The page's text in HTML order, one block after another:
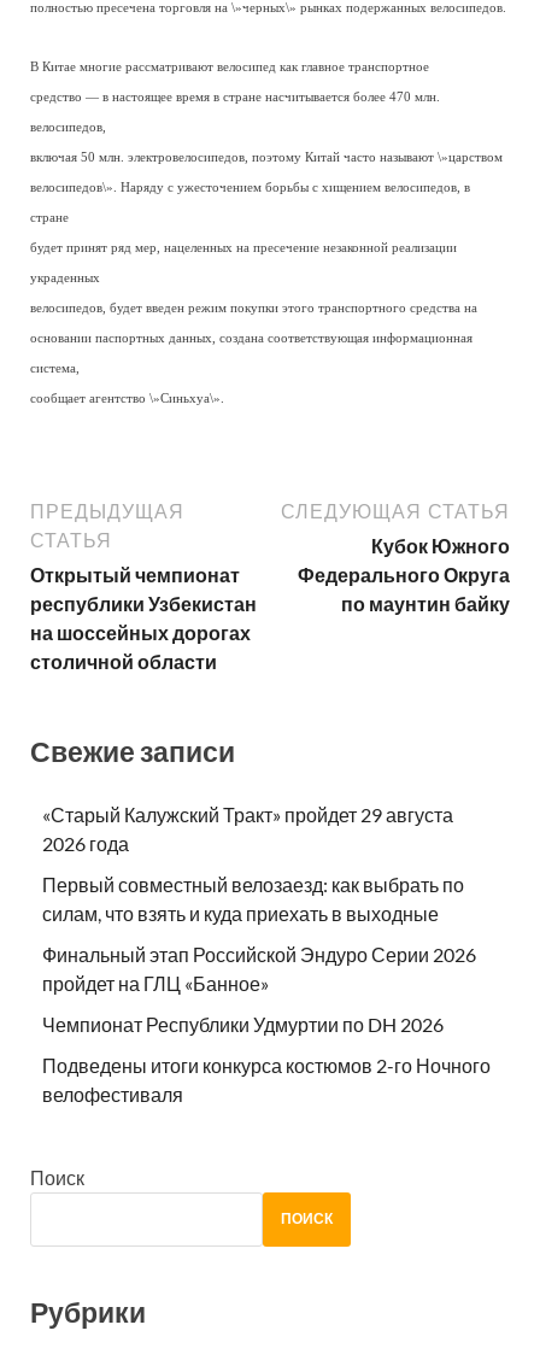
полностью пресечена торговля на \»черных\» рынках подержанных велосипедов.
В Китае многие рассматривают велосипед как главное транспортное
средство — в настоящее время в стране насчитывается более 470 млн.
велосипедов,
включая 50 млн. электровелосипедов, поэтому Китай часто называют \»царством
велосипедов\». Наряду с ужесточением борьбы с хищением велосипедов, в
стране
будет принят ряд мер, нацеленных на пресечение незаконной реализации
украденных
велосипедов, будет введен режим покупки этого транспортного средства на
основании паспортных данных, создана соответствующая информационная
система,
сообщает агентство \»Синьхуа\».
ПРЕДЫДУЩАЯ
СТАТЬЯ
Открытый чемпионат
республики Узбекистан
на шоссейных дорогах
столичной области
СЛЕДУЮЩАЯ СТАТЬЯ
Кубок Южного
Федерального Округа
по маунтин байку
Свежие записи
«Старый Калужский Тракт» пройдет 29 августа
2026 года
Первый совместный велозаезд: как выбрать по
силам, что взять и куда приехать в выходные
Финальный этап Российской Эндуро Серии 2026
пройдет на ГЛЦ «Банное»
Чемпионат Республики Удмуртии по DH 2026
Подведены итоги конкурса костюмов 2-го Ночного
велофестиваля
Поиск
ПОИСК
Рубрики